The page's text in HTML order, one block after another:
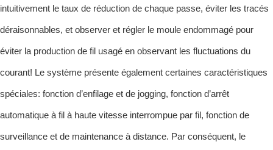
intuitivement le taux de réduction de chaque passe, éviter les tracés
déraisonnables, et observer et régler le moule endommagé pour
éviter la production de fil usagé en observant les fluctuations du
courant! Le système présente également certaines caractéristiques
spéciales: fonction d’enfilage et de jogging, fonction d’arrêt
automatique à fil à haute vitesse interrompue par fil, fonction de
surveillance et de maintenance à distance. Par conséquent, le